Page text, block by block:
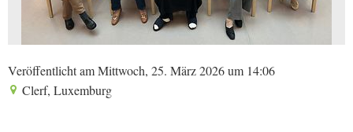
Veröffentlicht am Mittwoch, 25. März 2026 um 14:06
Clerf, Luxemburg